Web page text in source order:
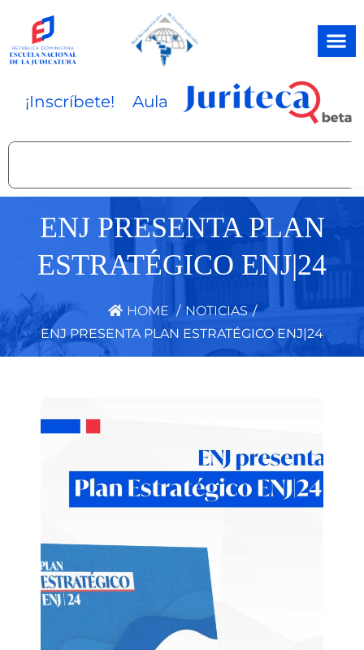
contenido
¡Inscríbete! Aula
Search
ENJ PRESENTA PLAN
ESTRATÉGICO ENJ|24
HOME / NOTICIAS /
ENJ PRESENTA PLAN ESTRATÉGICO ENJ|24